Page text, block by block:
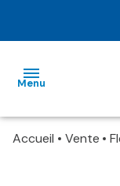
Menu
Accueil Vente